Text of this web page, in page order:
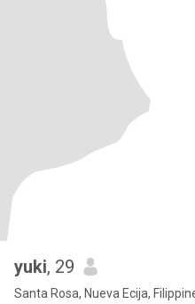
yuki, 29
Santa Rosa, Nueva Ecija,